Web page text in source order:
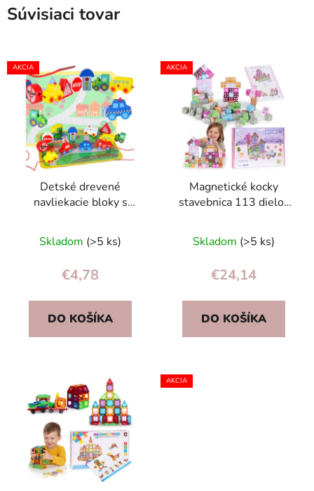
Súvisiaci tovar
AKCIA
Detské drevené
navliekacie bloky s
dopravnými značkami,
12 ks
Skladom (>5 ks)
€4,78
DO KOŠÍKA
AKCIA
Magnetické kocky
stavebnica 113 dielov
edukatívna
Skladom (>5 ks)
€24,14
DO KOŠÍKA
AKCIA